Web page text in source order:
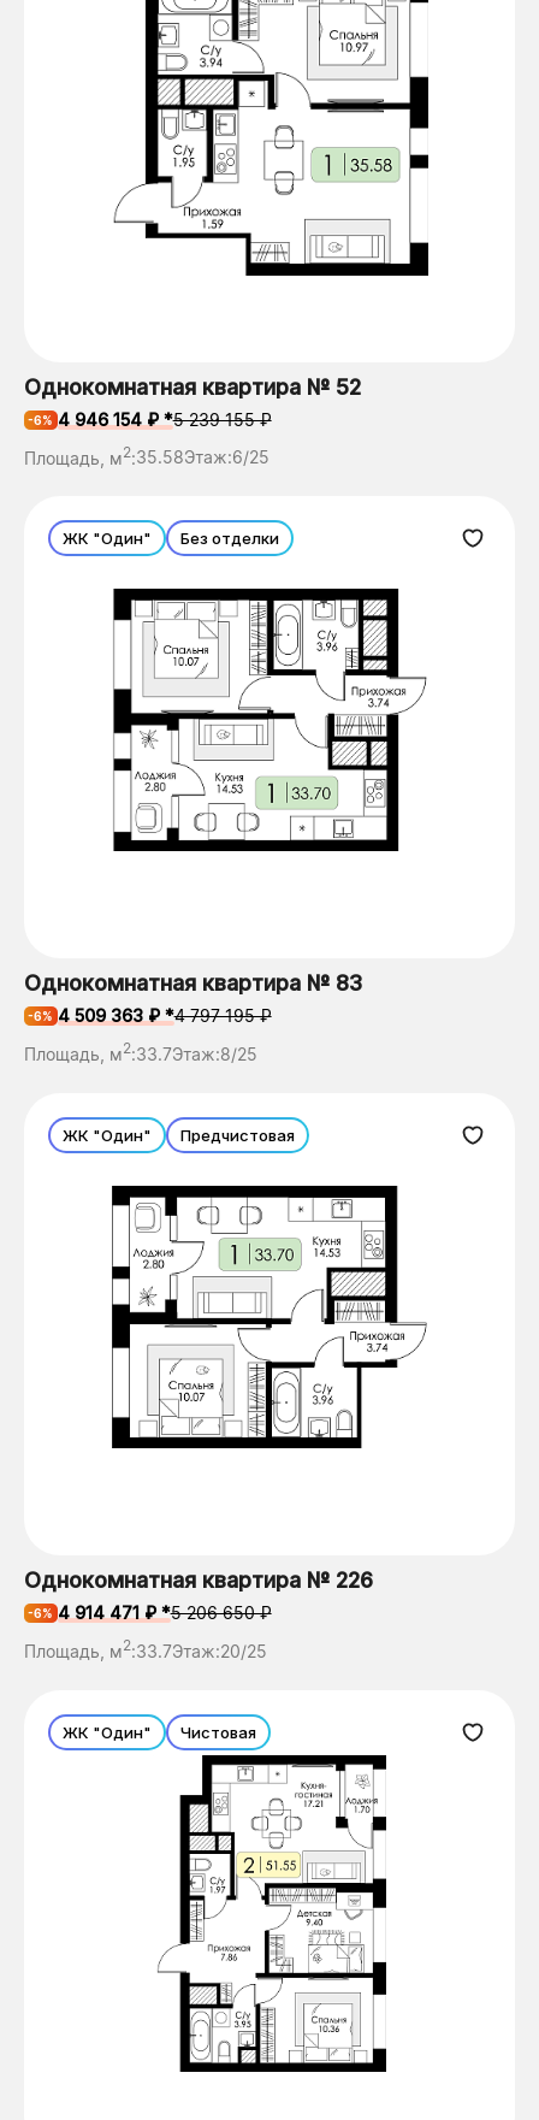
Однокомнатная квартира № 52
-6% 4 946 154 ₽ *5 239 155 ₽
Площадь, м2:35.58Этаж:6/25
ЖК "Один" Без отделки
Однокомнатная квартира № 83
-6% 4 509 363 ₽ *4 797 195 ₽
Площадь, м2:33.7Этаж:8/25
ЖК "Один" Предчистовая
Однокомнатная квартира № 226
-6% 4 914 471 ₽ *5 206 650 ₽
Площадь, м2:33.7Этаж:20/25
ЖК "Один" Чистовая